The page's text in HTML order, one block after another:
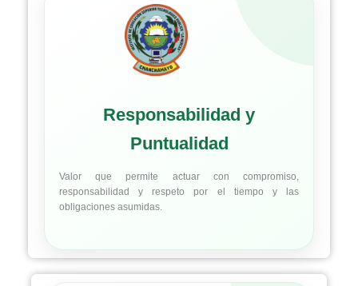
Responsabilidad y
Puntualidad
Valor que permite actuar con compromiso,
responsabilidad y respeto por el tiempo y las
obligaciones asumidas.